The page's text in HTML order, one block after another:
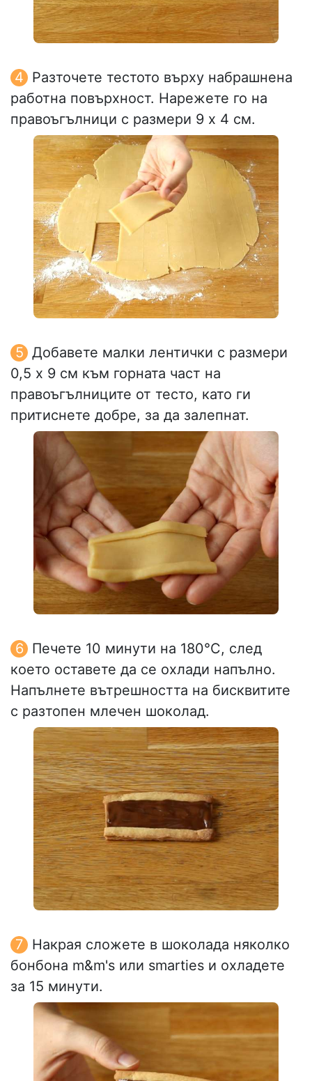
Разточете тестото върху набрашнена
работна повърхност. Нарежете го на
правоъгълници с размери 9 x 4 см.
Добавете малки лентички с размери
0,5 x 9 см към горната част на
правоъгълниците от тесто, като ги
притиснете добре, за да залепнат.
Печете 10 минути на 180°C, след
което оставете да се охлади напълно.
Напълнете вътрешността на бисквитите
с разтопен млечен шоколад.
Накрая сложете в шоколада няколко
бонбона m&m's или smarties и охладете
за 15 минути.